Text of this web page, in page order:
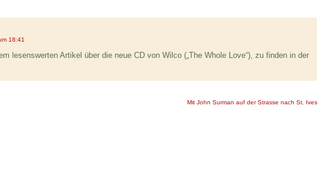
18:41
lesenswerten Artikel über die neue CD von Wilco („The Whole Love“), zu finden in der
Mit John Surman auf der Strasse nach St. Ives